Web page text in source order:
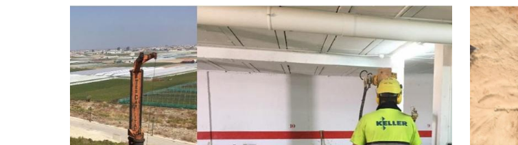
Project Project
image
Soluciones
Cimentaciones profundas
Mercados
Residencial